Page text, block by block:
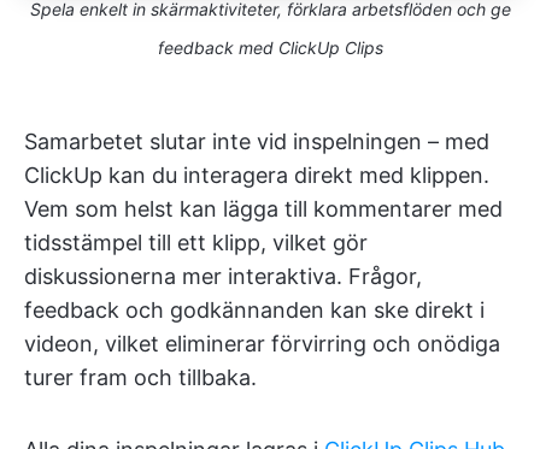
Spela enkelt in skärmaktiviteter, förklara arbetsflöden och ge
feedback med ClickUp Clips
Samarbetet slutar inte vid inspelningen – med
ClickUp kan du interagera direkt med klippen.
Vem som helst kan lägga till kommentarer med
tidsstämpel till ett klipp, vilket gör
diskussionerna mer interaktiva. Frågor,
feedback och godkännanden kan ske direkt i
videon, vilket eliminerar förvirring och onödiga
turer fram och tillbaka.